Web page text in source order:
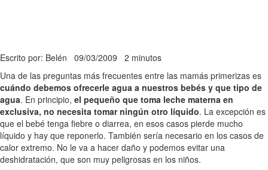
Escrito por: Belén 09/03/2009 2 minutos
Una de las preguntas más frecuentes entre las mamás primerizas es
cuándo debemos ofrecerle agua a nuestros bebés y que tipo de
agua. En principio, el pequeño que toma leche materna en
exclusiva, no necesita tomar ningún otro líquido. La excepción es
que el bebé tenga fiebre o diarrea, en esos casos pierde mucho
líquido y hay que reponerlo. También sería necesario en los casos de
calor extremo. No le va a hacer daño y podemos evitar una
deshidratación, que son muy peligrosas en los niños.